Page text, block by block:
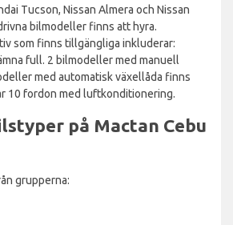
Tucson, Nissan Almera och Nissan
bilmodeller finns att hyra.
som finns tillgängliga inkluderar:
full. 2 bilmodeller med manuell
med automatisk växellåda finns
10 fordon med luftkonditionering.
på Mactan Cebu
grupperna: